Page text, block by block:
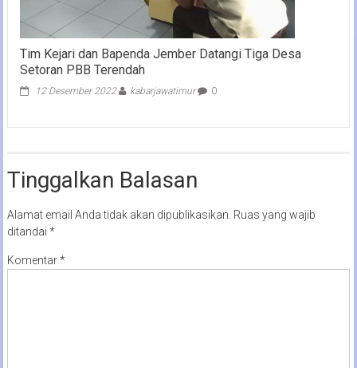
Tim Kejari dan Bapenda Jember Datangi Tiga Desa
Setoran PBB Terendah
12 Desember 2022 kabarjawatimur 0
Tinggalkan Balasan
Alamat email Anda tidak akan dipublikasikan. Ruas yang wajib
ditandai *
Komentar*